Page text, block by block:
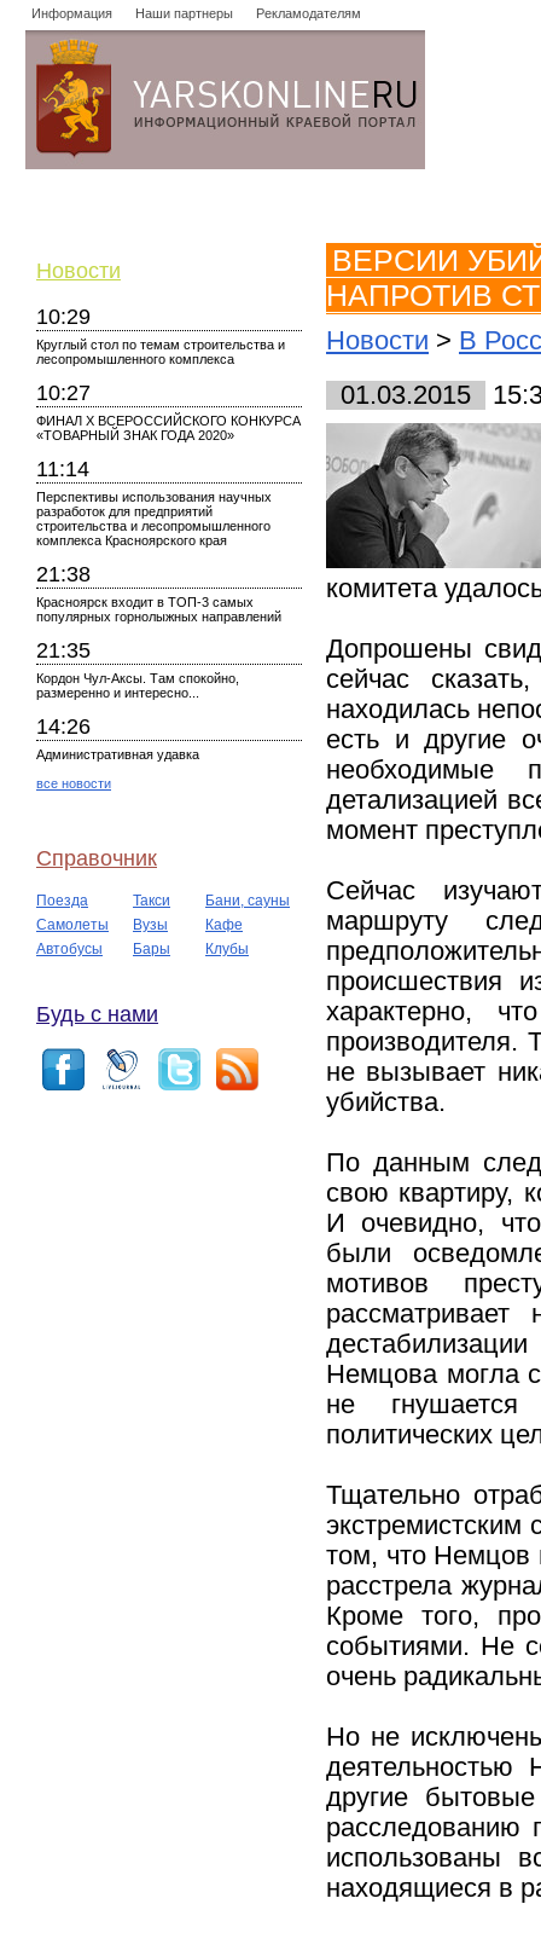
Информация Наши партнеры Рекламодателям
Новости
10:29
Круглый стол по темам строительства и
лесопромышленного комплекса
10:27
ФИНАЛ X ВСЕРОССИЙСКОГО КОНКУРСА
«ТОВАРНЫЙ ЗНАК ГОДА 2020»
11:14
Перспективы использования научных
разработок для предприятий
строительства и лесопромышленного
комплекса Красноярского края
21:38
Красноярск входит в ТОП-3 самых
популярных горнолыжных направлений
21:35
Кордон Чул-Аксы. Там спокойно,
размеренно и интересно...
14:26
Административная удавка
все новости
Справочник
Поезда Такси
Бани, сауны
Самолеты
Вузы
Кафе
Автобусы
Бары Клубы
Будь с нами
ВЕРСИИ
НАПРОТИВ
Новости > В
01.03.2015
комитета
Допрошены
сейчас
находилась
есть и другие
необходимые
детализацией
момент
Сейчас
маршруту
происшествия
характерно,
производителя.
не вызывает
убийства.
По данным
свою квартиру,
И очевидно,
были
мотивов
рассматривает
Немцова могла
не
политических
Тщательно
экстремистским
том, что Немцов
расстрела
Кроме того,
событиями. Не
очень
Но не
другие
использованы
находящиеся в